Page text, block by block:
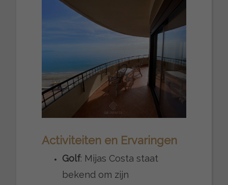
Activiteiten en Ervaringen
Golf: Mijas Costa staat
bekend om zijn